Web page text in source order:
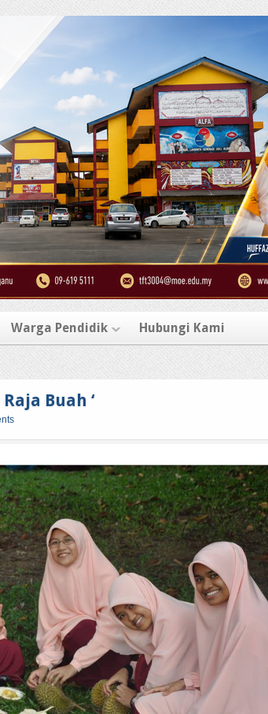
Warga Pendidik Hubungi Kami
Buah ‘